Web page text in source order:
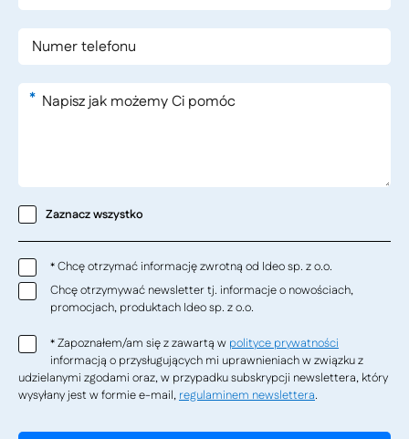
*
Zaznacz wszystko
*Chcę otrzymać informację zwrotną od Ideo sp. z o.o.
Chcę otrzymywać newsletter tj. informacje o nowościach,
promocjach, produktach Ideo sp. z o.o.
*Zapoznałem/am się z zawartą w polityce prywatności
informacją o przysługujących mi uprawnieniach w związku z
udzielanymi zgodami oraz, w przypadku subskrypcji newslettera, który
wysyłany jest w formie e-mail, regulaminem newslettera.